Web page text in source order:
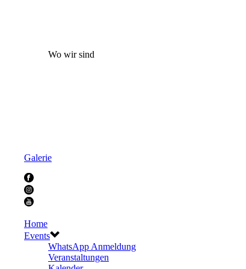
Wo wir sind
Galerie
Home
Events
WhatsApp Anmeldung
Veranstaltungen